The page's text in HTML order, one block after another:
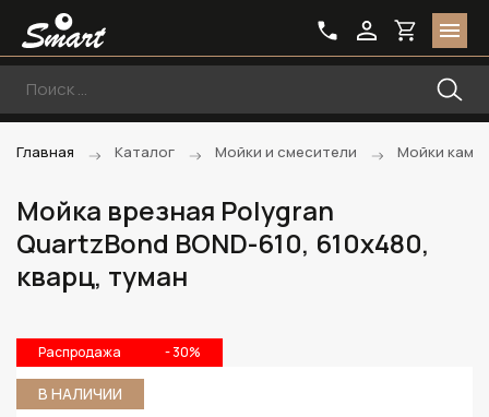
Главная Каталог Мойки и смесители Мойки
Мойка врезная Polygran
QuartzBond BOND-610, 610x480,
кварц, туман
Распродажа - 30%
В НАЛИЧИИ